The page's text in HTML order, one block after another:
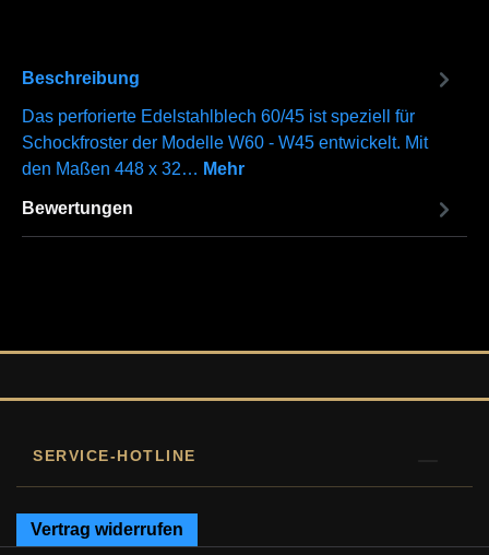
Beschreibung
Das perforierte Edelstahlblech 60/45 ist speziell für
Schockfroster der Modelle W60 - W45 entwickelt. Mit
den Maßen 448 x 32… Mehr
Bewertungen
SERVICE-HOTLINE
Vertrag widerrufen